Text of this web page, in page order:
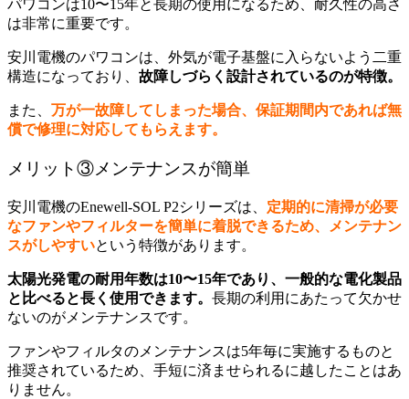
パワコンは10〜15年と長期の使用になるため、耐久性の高さ
は非常に重要です。
安川電機のパワコンは、外気が電子基盤に入らないよう二重
構造になっており、 故障しづらく設計されているのが特徴。
また、 万が一故障してしまった場合、保証期間内であれば無
償で修理に対応してもらえます。
メリット③メンテナンスが簡単
安川電機のEnewell-SOL P2シリーズは、 定期的に清掃が必要
なファンやフィルターを簡単に着脱できるため、メンテナン
スがしやすいという特徴があります。
太陽光発電の耐用年数は10〜15年であり、一般的な電化製品
と比べると長く使用できます。 長期の利用にあたって欠かせ
ないのがメンテナンスです。
ファンやフィルタのメンテナンスは5年毎に実施するものと
推奨されているため、手短に済ませられるに越したことはあ
りません。